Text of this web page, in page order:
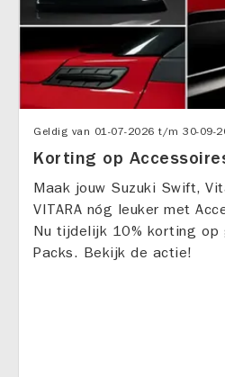
Geldig van 01-07-2026 t/m 30-09-
Korting op
Maak jouw Suzuki Swift,
VITARA nóg leuker met
Nu tijdelijk 10% korting op
Packs. Bekijk de actie!